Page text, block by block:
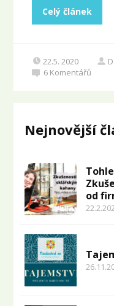
Celý článek
22.5. 2020
6 Komentářů
Nejnovější
od